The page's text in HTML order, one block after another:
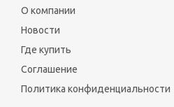
О компании
Новости
Где купить
Соглашение
Политика конфиденциальности